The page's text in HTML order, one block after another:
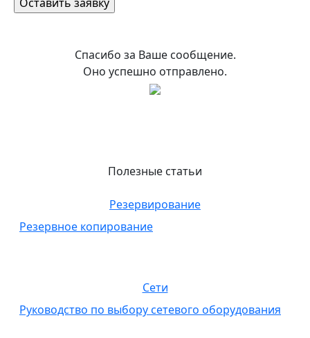
Спасибо за Ваше сообщение.
Оно успешно отправлено.
Полезные статьи
Резервирование
Резервное копирование
Сети
Руководство по выбору сетевого оборудования